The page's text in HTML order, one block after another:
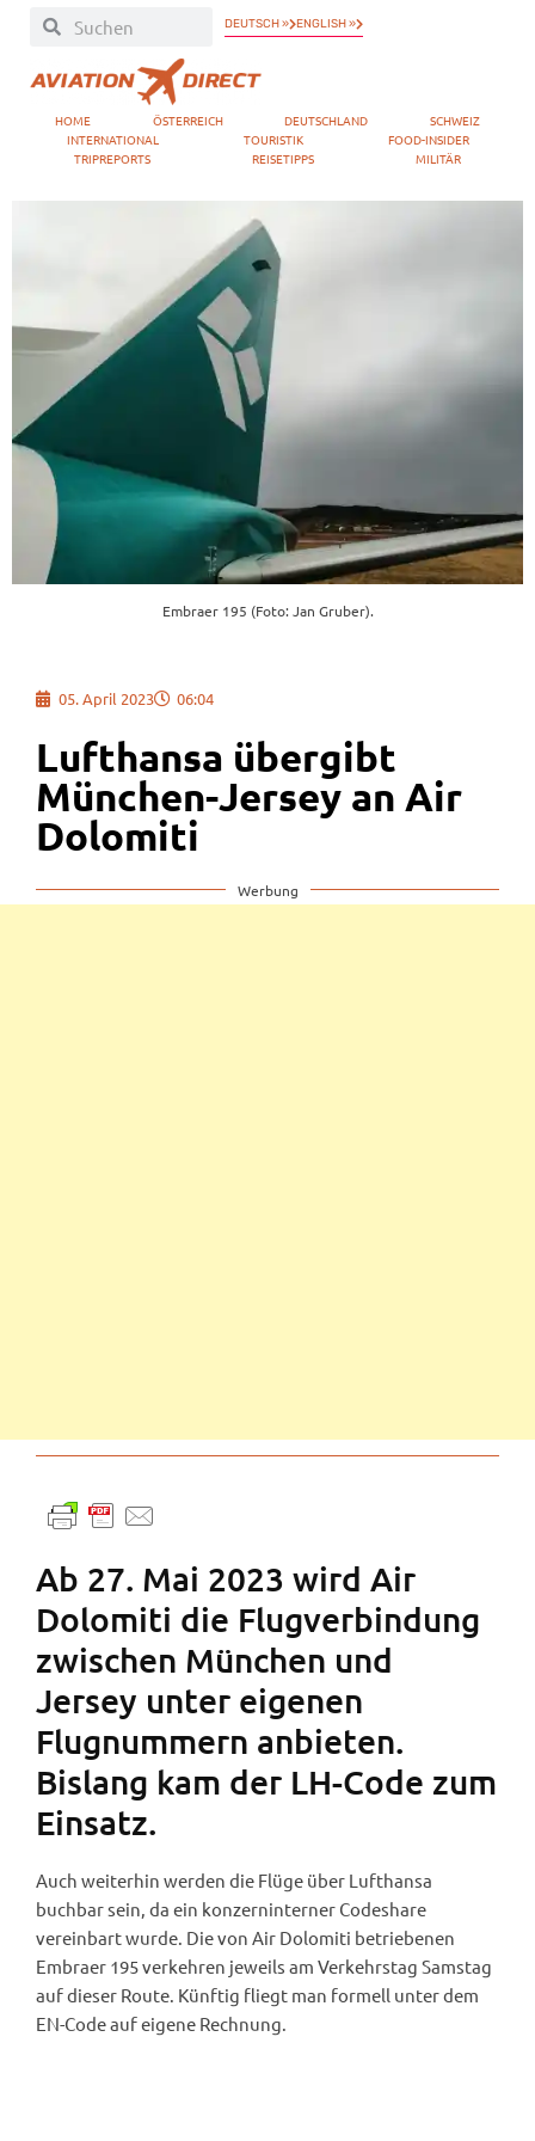
DEUTSCH » ENGLISH »
HOME ÖSTERREICH DEUTSCHLAND
SCHWEIZ
INTERNATIONAL
TOURISTIK
FOOD-INSIDER
TRIPREPORTS
REISETIPPS MILITÄR
Embraer 195 (Foto: Jan Gruber).
05. April 2023 06:04
Lufthansa übergibt
München-Jersey an Air
Dolomiti
Werbung
Ab 27. Mai 2023 wird Air
Dolomiti die Flugverbindung
zwischen München und
Jersey unter eigenen
Flugnummern anbieten.
Bislang kam der LH-Code zum
Einsatz.
Auch weiterhin werden die Flüge über Lufthansa
buchbar sein, da ein konzerninterner Codeshare
vereinbart wurde. Die von Air Dolomiti betriebenen
Embraer 195 verkehren jeweils am Verkehrstag Samstag
auf dieser Route. Künftig fliegt man formell unter dem
EN-Code auf eigene Rechnung.